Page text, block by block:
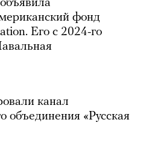
фонд
Его с 2024-го
канал
объединения «Русская